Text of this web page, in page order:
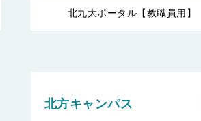
北九大ポータル【教職員用】
北方キャンパス